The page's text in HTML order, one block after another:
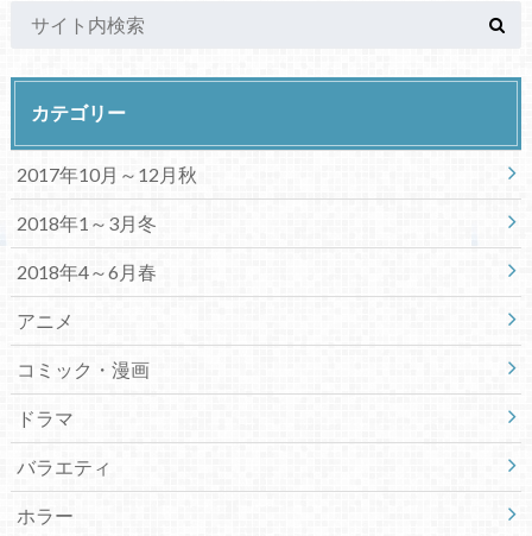
カテゴリー
2017年10月～12月秋
2018年1～3月冬
2018年4～6月春
アニメ
コミック・漫画
ドラマ
バラエティ
ホラー